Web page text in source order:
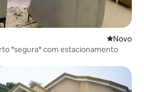
Novo
Novo
*segura* com estacionamento